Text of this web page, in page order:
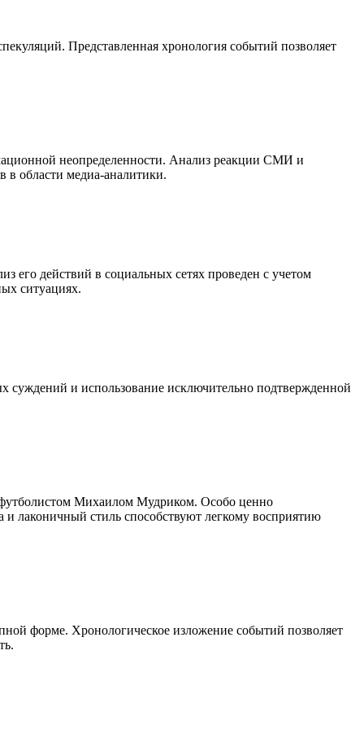
Представленная хронология событий позволяет
неопределенности. Анализ реакции СМИ и
в области медиа-аналитики.
действий в социальных сетях проведен с учетом
ситуациях.
суждений и использование исключительно подтвержденной
футболистом Михаилом Мудриком. Особо ценно
и лаконичный стиль способствуют легкому восприятию
форме. Хронологическое изложение событий позволяет